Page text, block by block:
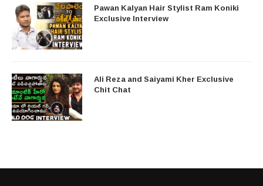
Pawan Kalyan Hair Stylist Ram Koniki
Exclusive Interview
Ali Reza and Saiyami Kher Exclusive
Chit Chat